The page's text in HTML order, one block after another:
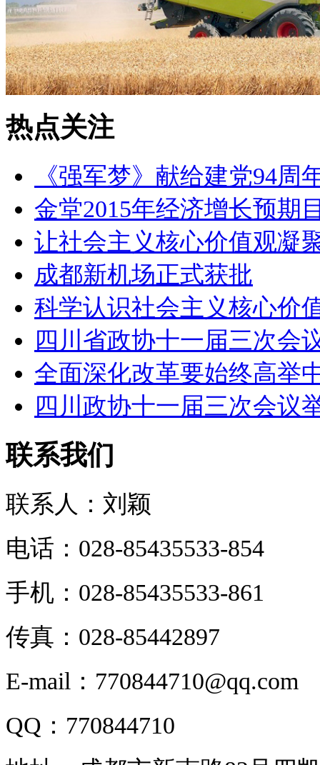
热点关注
《强军梦》献给建党94周
金堂2015年经济增长预期
让社会主义核心价值观凝
成都新机场正式获批
科学认识社会主义核心价
四川省政协十一届三次会
全面深化改革要始终高举
四川政协十一届三次会议
联系我们
联系人：刘颖
电话：028-85435533-854
手机：028-85435533-861
传真：028-85442897
E-mail：770844710@qq.com
QQ：770844710